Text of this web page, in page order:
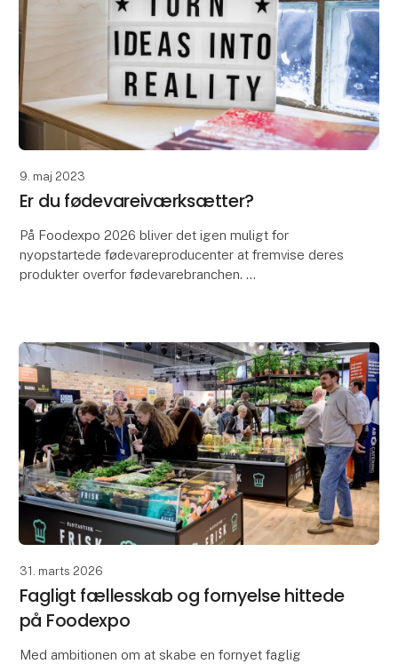
9. maj 2023
Er du fødevareiværksætter?
På Foodexpo 2026 bliver det igen muligt for
nyopstartede fødevareproducenter at fremvise deres
produkter overfor fødevarebranchen.
31. marts 2026
Fagligt fællesskab og fornyelse hittede
på Foodexpo
Med ambitionen om at skabe en fornyet faglig